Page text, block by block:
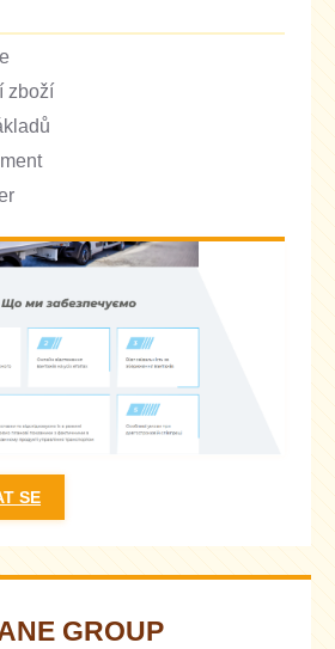
zboží
SE
GROUP